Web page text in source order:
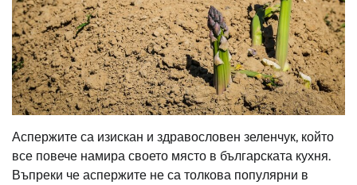
Аспержите са изискан и здравословен зеленчук, който
все повече намира своето място в българската кухня.
Въпреки че аспержите не са толкова популярни в